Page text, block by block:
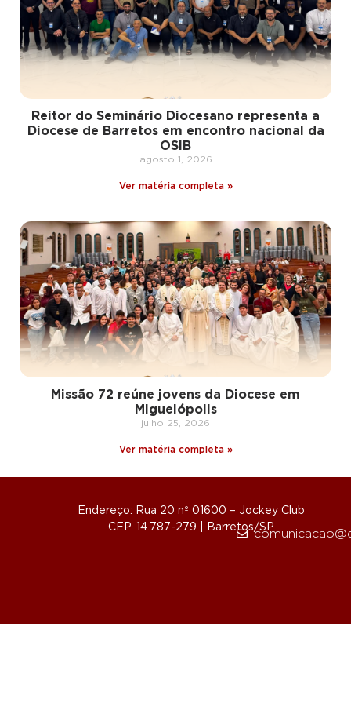
Reitor do Seminário Diocesano representa a
Diocese de Barretos em encontro nacional da
OSIB
agosto 1, 2026
Ver matéria completa »
Missão 72 reúne jovens da Diocese em
Miguelópolis
julho 25, 2026
Ver matéria completa »
Endereço: Rua 20 nº 01600 – Jockey Club
CEP. 14.787-279 | Barretos/SP